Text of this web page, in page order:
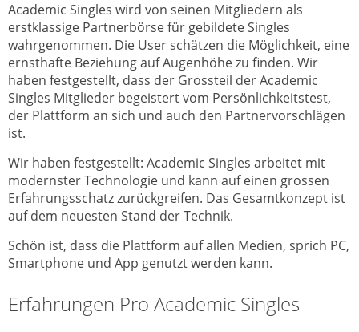
Academic Singles wird von seinen Mitgliedern als
erstklassige Partnerbörse für gebildete Singles
wahrgenommen. Die User schätzen die Möglichkeit, eine
ernsthafte Beziehung auf Augenhöhe zu finden. Wir
haben festgestellt, dass der Grossteil der Academic
Singles Mitglieder begeistert vom Persönlichkeitstest,
der Plattform an sich und auch den Partnervorschlägen
ist.
Wir haben festgestellt: Academic Singles arbeitet mit
modernster Technologie und kann auf einen grossen
Erfahrungsschatz zurückgreifen. Das Gesamtkonzept ist
auf dem neuesten Stand der Technik.
Schön ist, dass die Plattform auf allen Medien, sprich PC,
Smartphone und App genutzt werden kann.
Erfahrungen Pro Academic Singles